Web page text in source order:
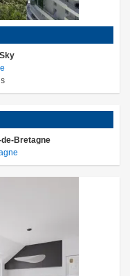
Bretagne